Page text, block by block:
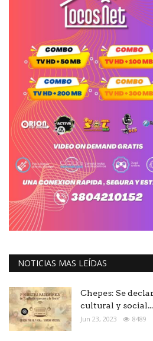
NOTICIAS MAS LEÍDAS
Chepes: Se
cultural y social...
Jun 23, 2023 8489